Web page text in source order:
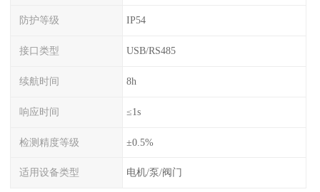
防护等级 IP54
接口类型 USB/RS485
续航时间 8h
响应时间 ≤1s
检测精度等级 ±0.5%
适用设备类型 电机/泵/阀门